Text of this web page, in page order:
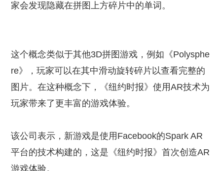
家会发现隐藏在拼图上方碎片中的单词。
这个概念类似于其他3D拼图游戏，例如《Polysphe
re》，玩家可以在其中滑动旋转碎片以查看完整的
图片。在这种概念下，《纽约时报》使用AR技术为
玩家带来了更丰富的游戏体验。
该公司表示，新游戏是使用Facebook的Spark AR
平台的技术构建的，这是《纽约时报》首次创造AR
游戏体验。